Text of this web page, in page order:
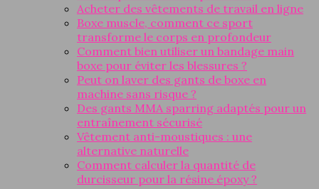
Acheter des vêtements de travail en ligne
Boxe muscle, comment ce sport
transforme le corps en profondeur
Comment bien utiliser un bandage main
boxe pour éviter les blessures ?
Peut on laver des gants de boxe en
machine sans risque ?
Des gants MMA sparring adaptés pour un
entraînement sécurisé
Vêtement anti-moustiques : une
alternative naturelle
Comment calculer la quantité de
durcisseur pour la résine époxy ?